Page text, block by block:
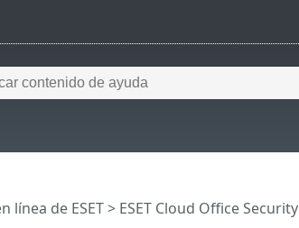
línea de ESET> ESET Cloud Office Security